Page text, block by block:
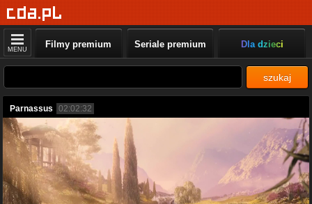
MENU Filmy premium Seriale premium Dla dzieci
szukaj
Parnassus 02:02:32